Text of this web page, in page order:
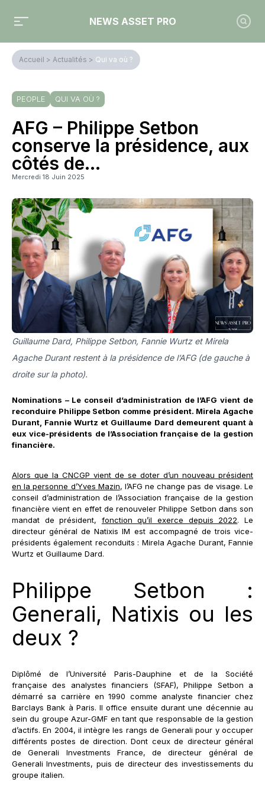
NEWS ASSET PRO
Accueil > Actualités > Qui va où ?
PEOPLE QUI VA OÙ ?
AFG – Philippe Setbon
conserve la présidence, aux
côtés de…
Mercredi 18 Juin 2025
Guillaume Dard, Philippe Setbon, Fannie Wurtz et Mirela
Agache Durant restent à la présidence de l’AFG (de gauche à
droite sur la photo).
Nominations – Le conseil d’administration de l’AFG vient de
reconduire Philippe Setbon comme président. Mirela Agache
Durant, Fannie Wurtz et Guillaume Dard demeurent quant à
eux vice-présidents de l’Association française de la gestion
financière.
Alors que la CNCGP vient de se doter d’un nouveau président
en la personne d’Yves Mazin, l’AFG ne change pas de visage. Le
conseil d’administration de l’Association française de la gestion
financière vient en effet de renouveler Philippe Setbon dans son
mandat de président, fonction qu’il exerce depuis 2022. Le
directeur général de Natixis IM est accompagné de trois vice-
présidents également reconduits : Mirela Agache Durant, Fannie
Wurtz et Guillaume Dard.
Philippe Setbon :
Generali, Natixis ou les
deux ?
Diplômé de l’Université Paris-Dauphine et de la Société
française des analystes financiers (SFAF), Philippe Setbon a
démarré sa carrière en 1990 comme analyste financier chez
Barclays Bank à Paris. Il office ensuite durant une décennie au
sein du groupe Azur-GMF en tant que responsable de la gestion
d’actifs. En 2004, il intègre les rangs de Generali pour y occuper
différents postes de direction. Dont ceux de directeur général
de Generali Investments France, de directeur général de
Generali Investments, puis de directeur des investissements du
groupe italien.